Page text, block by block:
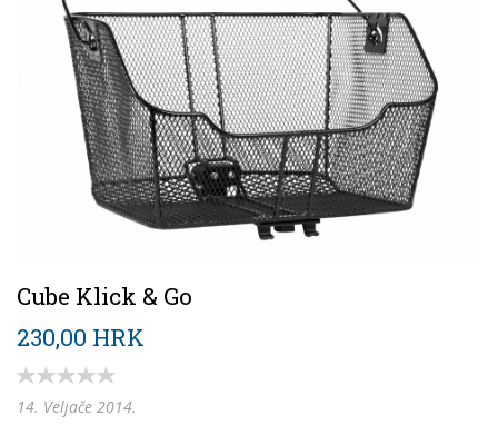
Cube Klick & Go
230,00 HRK
14. Veljače 2014.